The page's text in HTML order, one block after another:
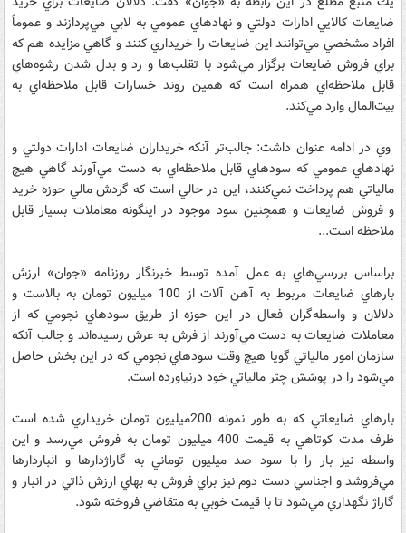
ضايعات كالايي ادارات دولتي و نهادهاي عمومي به لابي مي‌پردازند و عموماً
افراد مشخصي مي‌توانند اين ضايعات را خريداري كنند و گاهي مزايده هم كه
براي فروش ضايعات برگزار مي‌شود با تقلب‌ها و رد و بدل شدن رشوه‌هاي
قابل ملاحظه‌اي همراه است كه همين روند خسارات قابل ملاحظه‌اي به
بيت‌المال وارد مي‌كند.
وي در ادامه عنوان داشت: جالب‌تر آنكه خريداران ضايعات ادارات دولتي و
نهادهاي عمومي كه سودهاي قابل ملاحظه‌اي به دست مي‌آورند گاهي هيچ
مالياتي هم پرداخت نمي‌كنند، اين در حالي است كه گردش مالي حوزه خريد
و فروش ضايعات و همچنين سود موجود در اينگونه معاملات بسيار قابل
ملاحظه است...
براساس بررسي‌هاي به عمل آمده توسط خبرنگار روزنامه «جوان» ارزش
بارهاي ضايعات مربوط به آهن آلات از 100 ميليون تومان به بالاست و
دلالان و واسطه‌گران فعال در اين حوزه از طريق سودهاي نجومي كه از
معاملات ضايعات به دست مي‌آورند از فرش به عرش رسيده‌اند و جالب آنكه
سازمان امور مالياتي گويا هيچ وقت سودهاي نجومي كه در اين بخش حاصل
مي‌شود را در پوشش چتر مالياتي خود درنياورده است.
بارهاي ضايعاتي كه به طور نمونه 200ميليون تومان خريداري شده است
ظرف مدت كوتاهي به قيمت 400 ميليون تومان به فروش مي‌رسد و اين
واسطه نيز بار را با سود صد ميليون توماني به گاراژ‌دار‌ها و انباردارها
مي‌فروشد و اجناسي دست دوم نيز براي فروش به بهاي ارزش ذاتي در انبار و
گاراژ نگهداري مي‌شود تا با قيمت خوبي به متقاضي فروخته شود.